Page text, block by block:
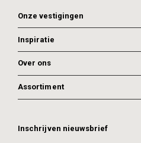
Onze vestigingen
Inspiratie
Over ons
Assortiment
Inschrijven nieuwsbrief